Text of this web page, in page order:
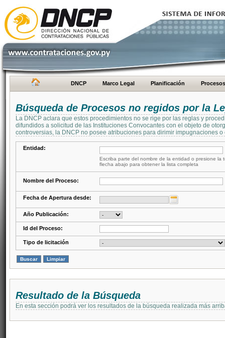
DNCP Marco Legal Planificación Procesos
Búsqueda de Procesos no regidos por la
La DNCP aclara que estos procedimientos no se rige por las reglas y
difundidos a solicitud de las Instituciones Convocantes con el objeto de
controversias, la DNCP no posee atribuciones para dirimir impugnaciones
Entidad:
Escriba parte del nombre de la entidad o presione la
flecha abajo para obtener la lista completa
Nombre del Proceso:
Fecha de Apertura desde:
Año Publicación:
Id del Proceso:
Tipo de licitación
Resultado de la Búsqueda
En esta sección podrá ver los resultados de la búsqueda realizada más